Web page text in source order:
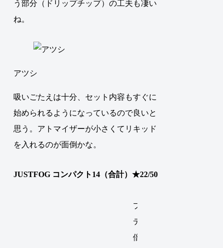
う部分（ドリップチップ）の工夫も凄い
ね。
アツシ
吸いごたえは十分、セット内容もすぐに
始められるようになっているので良いと
思う。アトマイザーが小さくてリキッド
を入れるのが面倒かな。
JUSTFOG コンパクト14（合計）★22/50
プルーム
テックの
倍と言っ